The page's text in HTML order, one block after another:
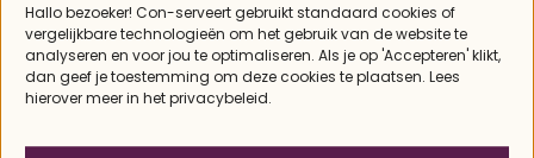
Hallo bezoeker! Con-serveert gebruikt standaard cookies of
vergelijkbare technologieën om het gebruik van de website te
analyseren en voor jou te optimaliseren. Als je op 'Accepteren' klikt,
dan geef je toestemming om deze cookies te plaatsen. Lees
hierover meer in het privacybeleid.
Recept afdrukken
Pin recept